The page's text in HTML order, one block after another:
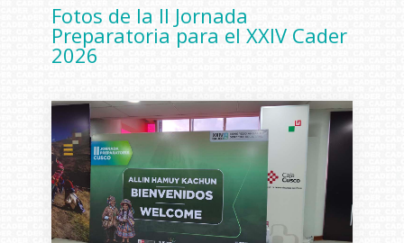
Fotos de la II Jornada
Preparatoria para el XXIV Cader
2026